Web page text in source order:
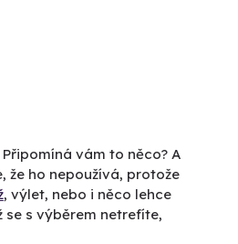
vám to něco? A
že ho nepoužívá, protože
, výlet, nebo i něco lehce
se s výběrem netrefíte,